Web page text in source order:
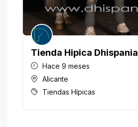
Tienda Hipica Dhispania
Hace 9 meses
Alicante
Tiendas Hípicas